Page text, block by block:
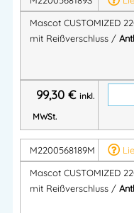
als
Nachhaltiges
100 %
Komfort &
Moderne,
Gummizug
Praktische
Zwei
Mascot CUSTOMIZED
mit Reißverschluss /
99,30 € inkl.
MWSt.
M2200568189M
Mascot CUSTOMIZED
mit Reißverschluss /